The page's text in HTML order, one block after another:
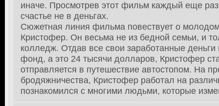
иначе. Просмотрев этот фильм каждый еще раз
счастье не в деньгах.
Сюжетная линия фильма повествует о
Кристофер. Он весьма не из бедной семьи, и
колледж. Отдав все свои заработанные деньги
фонд, а это 24 тысячи долларов, Кристофер
отправляется в путешествие автостопом. На
бродяжничества, Кристофер работал на
познакомился с многими людьми, которые